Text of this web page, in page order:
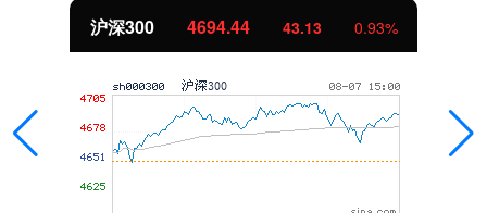
沪深300 4694.44 43.13 0.93%